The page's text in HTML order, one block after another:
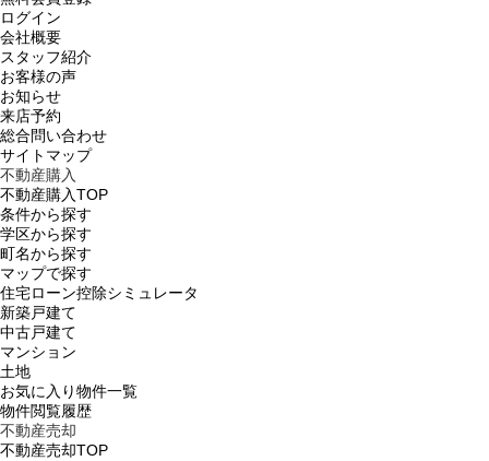
ログイン
会社概要
スタッフ紹介
お客様の声
お知らせ
来店予約
総合問い合わせ
サイトマップ
不動産購入
不動産購入TOP
条件から探す
学区から探す
町名から探す
マップで探す
住宅ローン控除シミュレータ
新築戸建て
中古戸建て
マンション
土地
お気に入り物件一覧
物件閲覧履歴
不動産売却
不動産売却TOP